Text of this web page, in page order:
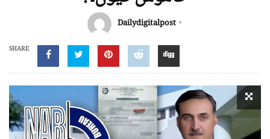
Dailydigitalpost
SHARE